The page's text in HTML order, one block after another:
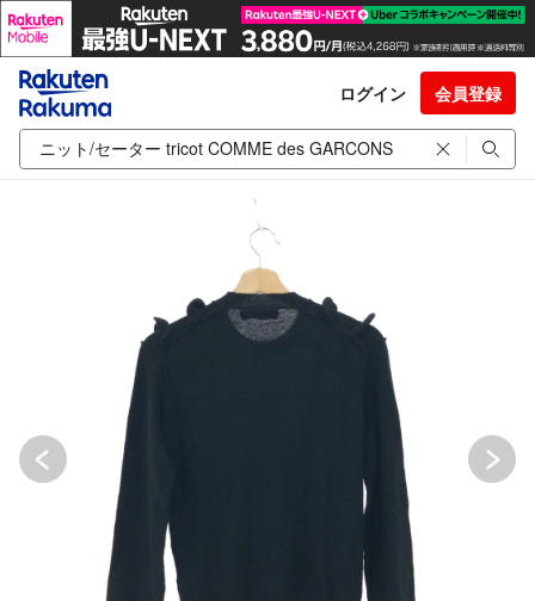
ログイン 会員登録